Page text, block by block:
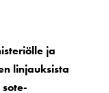
ja
linjauksista